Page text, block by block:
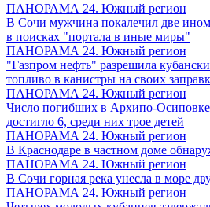
ПАНОРАМА 24. Южный регион
В Сочи мужчина покалечил две
в поисках "портала в иные миры"
ПАНОРАМА 24. Южный регион
"Газпром нефть" разрешила
топливо в канистры на своих
ПАНОРАМА 24. Южный регион
Число погибших в Архипо-
достигло 6, среди них трое детей
ПАНОРАМА 24. Южный регион
В Краснодаре в частном доме
ПАНОРАМА 24. Южный регион
В Сочи горная река унесла в море
ПАНОРАМА 24. Южный регион